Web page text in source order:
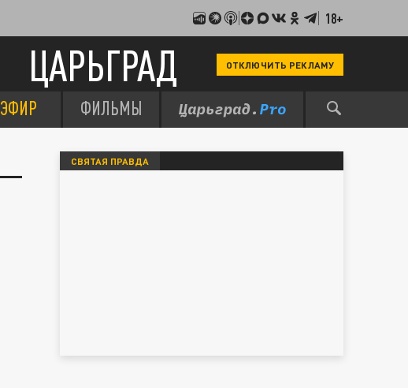
18+
ЦАРЬГРАД ОТКЛЮЧИТЬ РЕКЛАМУ
ЭФИР ФИЛЬМЫ
СВЯТАЯ ПРАВДА